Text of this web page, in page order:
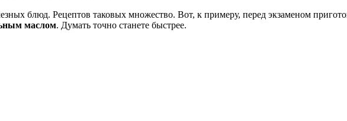
блюд. Рецептов таковых множество. Вот, к примеру, перед экзаменом
маслом. Думать точно станете быстрее.